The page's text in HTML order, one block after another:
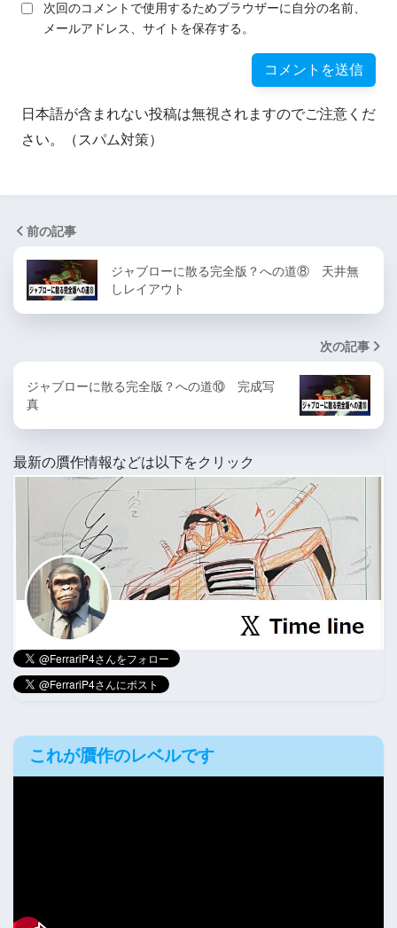
次回のコメントで使用するためブラウザーに自分の名前、
メールアドレス、サイトを保存する。
日本語が含まれない投稿は無視されますのでご注意くだ
さい。（スパム対策）
前の記事
ジャブローに散る完全版？への道⑧ 天井無
しレイアウト
次の記事
ジャブローに散る完全版？への道⑩ 完成写
真
最新の贋作情報などは以下をクリック
これが贋作のレベルです